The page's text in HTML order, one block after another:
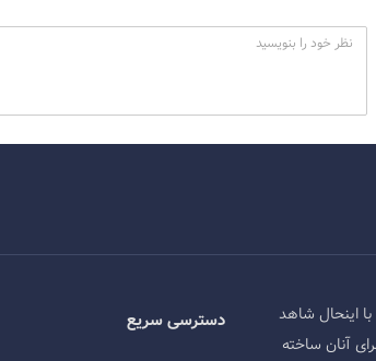
اینحال شاهد
آنان ساخته
دسترسی سریع